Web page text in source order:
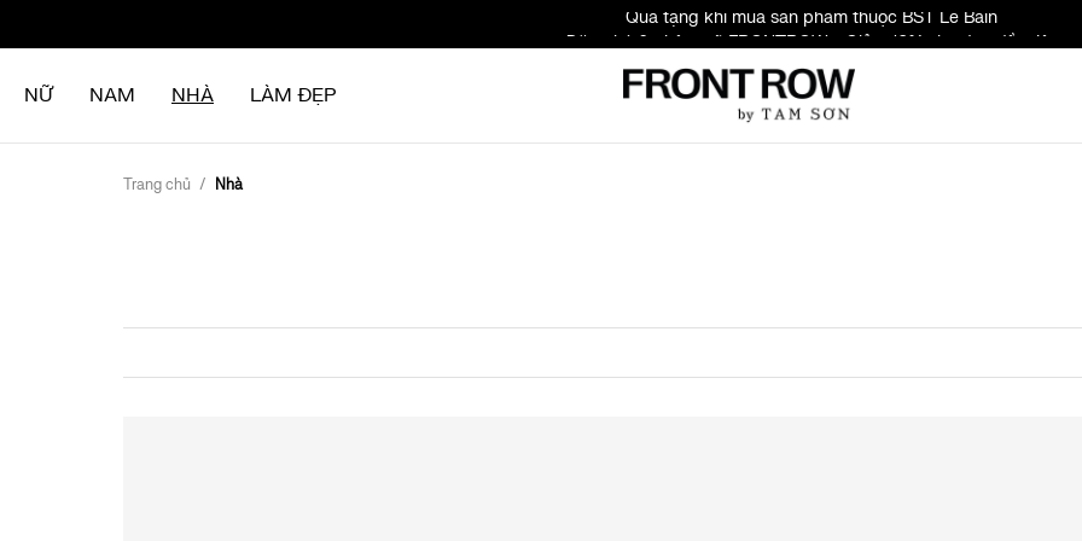
Quà tặng khi mua sản phẩm thuộc BST Le Bain
Đăng ký & nhập mã FRONTROW - Giảm 10% cho đơn đầu tiên
đến
dungNỮ NAM NHÀ LÀM ĐẸP
Trang chủ Nhà